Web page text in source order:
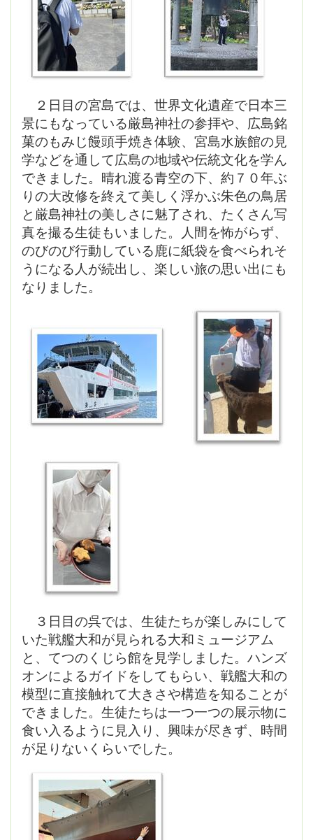
２日目の宮島では、世界文化遺産で日本三
景にもなっている厳島神社の参拝や、広島銘
菓のもみじ饅頭手焼き体験、宮島水族館の見
学などを通して広島の地域や伝統文化を学ん
できました。晴れ渡る青空の下、約７０年ぶ
りの大改修を終えて美しく浮かぶ朱色の鳥居
と厳島神社の美しさに魅了され、たくさん写
真を撮る生徒もいました。人間を怖がらず、
のびのび行動している鹿に紙袋を食べられそ
うになる人が続出し、楽しい旅の思い出にも
なりました。
３日目の呉では、生徒たちが楽しみにして
いた戦艦大和が見られる大和ミュージアム
と、てつのくじら館を見学しました。ハンズ
オンによるガイドをしてもらい、戦艦大和の
模型に直接触れて大きさや構造を知ることが
できました。生徒たちは一つ一つの展示物に
食い入るように見入り、興味が尽きず、時間
が足りないくらいでした。